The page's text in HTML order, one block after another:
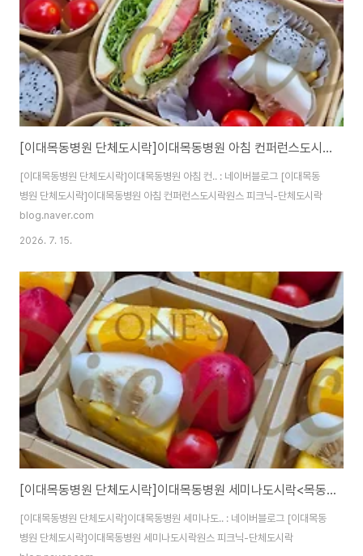
[이대목동병원 단체도시락]이대목동병원 아침 컨퍼런스도시락<목동도시락/단체도시락/도시락케이터링:원스피크닉>
[이대목동병원 단체도시락]이대목동병원 아침 컨.. : 네이버블로그 [이대목동
병원 단체도시락]이대목동병원 아침 컨퍼런스도시락원스 피크닉-단체도시락
blog.naver.com
2026. 7. 15.
[이대목동병원 단체도시락]이대목동병원 세미나도시락<목동도시락/단체도시락/도시락케이터링:원스피크닉>
[이대목동병원 단체도시락]이대목동병원 세미나도.. : 네이버블로그 [이대목동
병원 단체도시락]이대목동병원 세미나도시락원스 피크닉-단체도시락